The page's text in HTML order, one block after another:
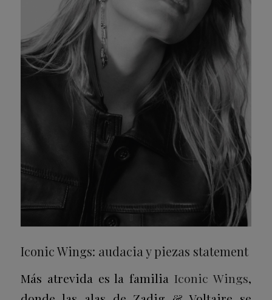
Iconic Wings: audacia y piezas statement
Más atrevida es la familia Iconic Wings,